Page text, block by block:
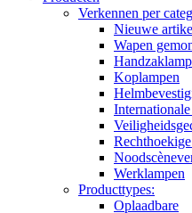
Verkennen per
Nieuwe
Wapen
Koplampen
Werklampen
Producttypes:
Oplaadbare